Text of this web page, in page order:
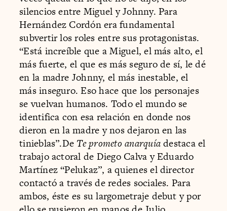
silencios entre Miguel y Johnny. Para
Hernández Cordón era fundamental
subvertir los roles entre sus protagonistas.
“Está increíble que a Miguel, el más alto, el
más fuerte, el que es más seguro de sí, le dé
en la madre Johnny, el más inestable, el
más inseguro. Eso hace que los personajes
se vuelvan humanos. Todo el mundo se
identifica con esa relación en donde nos
dieron en la madre y nos dejaron en las
tinieblas”.De Te prometo anarquíadestaca el
trabajo actoral de Diego Calva y Eduardo
Martínez “Pelukaz”, a quienes el director
contactó a través de redes sociales. Para
ambos, éste es su largometraje debut y por